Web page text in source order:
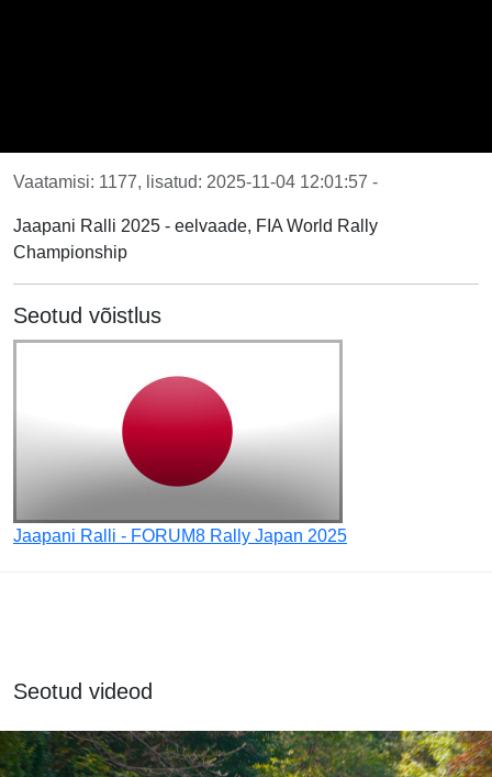
Vaatamisi: 1177, lisatud: 2025-11-04 12:01:57 -
Jaapani Ralli 2025 - eelvaade, FIA World Rally
Championship
Seotud võistlus
Jaapani Ralli - FORUM8 Rally Japan 2025
Seotud videod